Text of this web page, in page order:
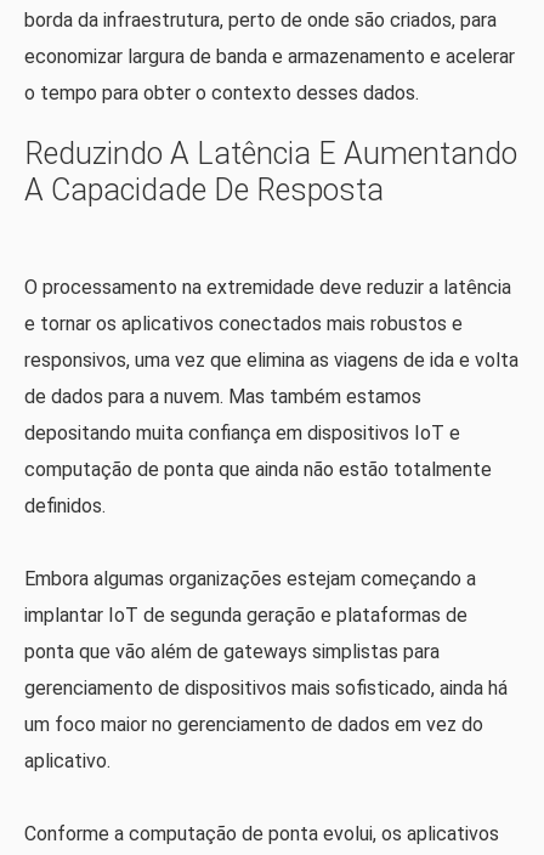
borda da infraestrutura, perto de onde são criados, para
economizar largura de banda e armazenamento e acelerar
o tempo para obter o contexto desses dados.
Reduzindo A Latência E Aumentando
A Capacidade De Resposta
O processamento na extremidade deve reduzir a latência
e tornar os aplicativos conectados mais robustos e
responsivos, uma vez que elimina as viagens de ida e volta
de dados para a nuvem. Mas também estamos
depositando muita confiança em dispositivos IoT e
computação de ponta que ainda não estão totalmente
definidos.
Embora algumas organizações estejam começando a
implantar IoT de segunda geração e plataformas de
ponta que vão além de gateways simplistas para
gerenciamento de dispositivos mais sofisticado, ainda há
um foco maior no gerenciamento de dados em vez do
aplicativo.
Conforme a computação de ponta evolui, os aplicativos